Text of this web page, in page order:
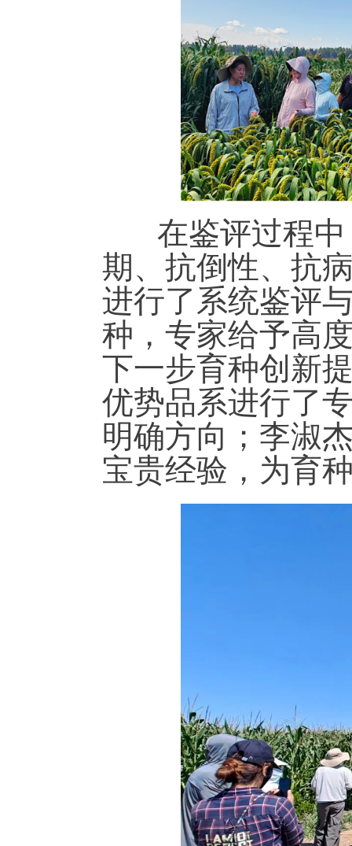
在鉴评过程中
期、抗倒性、抗
进行了系统鉴评
种，专家给予高
下一步育种创新
优势品系进行了
明确方向；李淑
宝贵经验，为育